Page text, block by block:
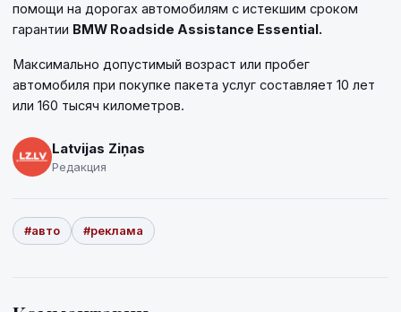
помощи на дорогах автомобилям с истекшим сроком
гарантии BMW Roadside Assistance Essential.
Максимально допустимый возраст или пробег
автомобиля при покупке пакета услуг составляет 10 лет
или 160 тысяч километров.
Latvijas Ziņas
Редакция
#авто #реклама